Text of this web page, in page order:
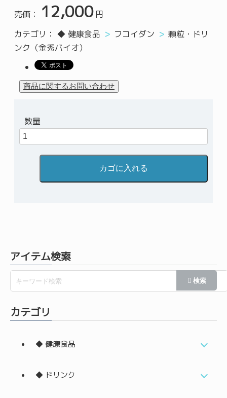
売価：
12,000円
カテゴリ： ◆ 健康食品 フコイダン
顆粒・ドリ
ンク（金秀バイオ）
数量
アイテム検索
カテゴリ
◆ 健康食品
◆ ドリンク